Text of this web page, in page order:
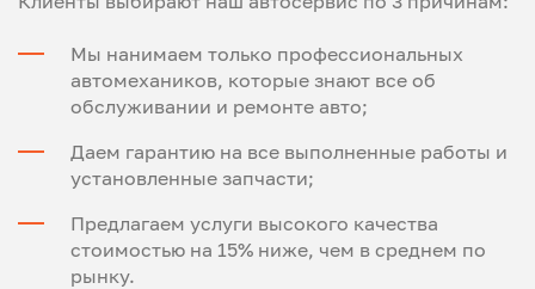
Мы нанимаем только профессиональных
автомехаников, которые знают все об
обслуживании и ремонте авто;
Даем гарантию на все выполненные работы и
установленные запчасти;
Предлагаем услуги высокого качества
стоимостью на 15% ниже, чем в среднем по
рынку.